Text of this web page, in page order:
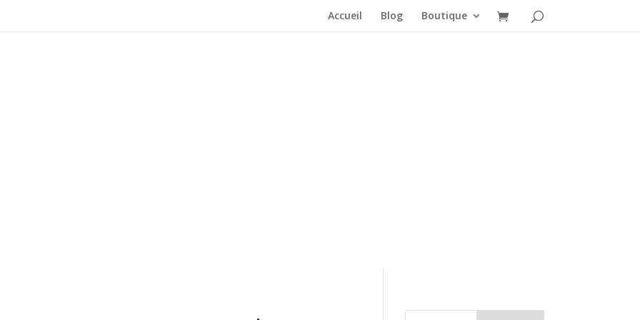
} Accueil Blog Boutique